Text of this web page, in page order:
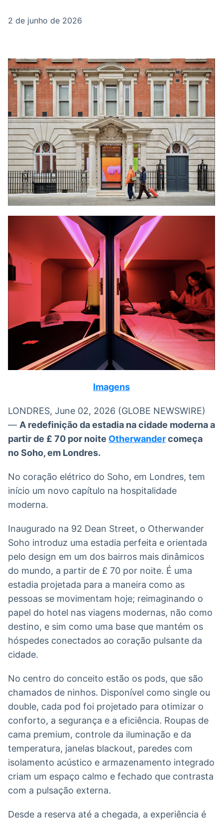
e Conteúdos
Broadcast
OTC
Plataforma para
negociação de
ativos
Broadcast
Datafeed
APIs para
integração de
conteúdos e
dados
Broadcast
Widgets
Componentes
para conteúdos e
funcionalidades
Broadcast
Wallboard
Conteúdos e
dados para
displays e telas
Soluções de
Tecnologia
Broadcast
Radar
Monitoramento
inteligente de
notícias e
conteúdos
plataforma para
analisar fundos
de investimento
no Brasil
BroadFast
Em breve
Gestão de
Investimentos
Em breve
2 de junho de 2026
Imagens
LONDRES, June 02, 2026 (GLOBE NEWSWIRE)
— A redefinição da estadia na cidade moderna a
partir de £ 70 por noite Otherwandercomeça
no Soho, em Londres.
No coração elétrico do Soho, em Londres, tem
início um novo capítulo na hospitalidade
moderna.
Inaugurado na 92 Dean Street, o Otherwander
Soho introduz uma estadia perfeita e orientada
pelo design em um dos bairros mais dinâmicos
do mundo, a partir de £ 70 por noite. É uma
estadia projetada para a maneira como as
pessoas se movimentam hoje; reimaginando o
papel do hotel nas viagens modernas, não como
destino, e sim como uma base que mantém os
hóspedes conectados ao coração pulsante da
cidade.
No centro do conceito estão os pods, que são
chamados de ninhos. Disponível como single ou
double, cada pod foi projetado para otimizar o
conforto, a segurança e a eficiência. Roupas de
cama premium, controle da iluminação e da
temperatura, janelas blackout, paredes com
isolamento acústico e armazenamento integrado
criam um espaço calmo e fechado que contrasta
com a pulsação externa.
Desde a reserva até a chegada, a experiência é